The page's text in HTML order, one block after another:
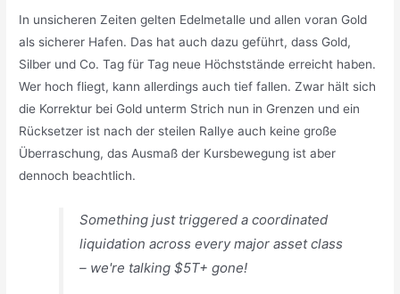
In unsicheren Zeiten gelten Edelmetalle und allen voran Gold
als sicherer Hafen. Das hat auch dazu geführt, dass Gold,
Silber und Co. Tag für Tag neue Höchststände erreicht haben.
Wer hoch fliegt, kann allerdings auch tief fallen. Zwar hält sich
die Korrektur bei Gold unterm Strich nun in Grenzen und ein
Rücksetzer ist nach der steilen Rallye auch keine große
Überraschung, das Ausmaß der Kursbewegung ist aber
dennoch beachtlich.
Something just triggered a coordinated
liquidation across every major asset class
– we're talking $5T+ gone!